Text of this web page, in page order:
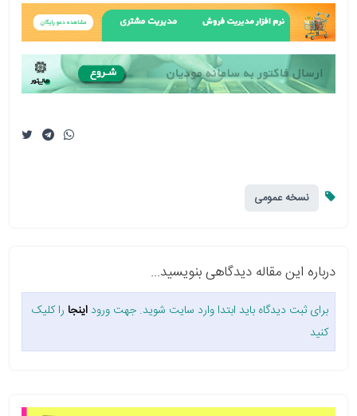
نسخه عمومی
درباره این مقاله دیدگاهی بنویسید...
برای ثبت دیدگاه باید ابتدا وارد سایت شوید. جهت ورود اینجا را کلیک
کنید